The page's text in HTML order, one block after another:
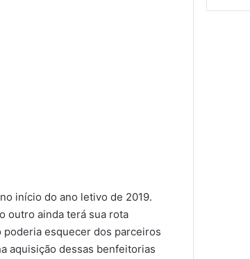
início do ano letivo de 2019.
outro ainda terá sua rota
poderia esquecer dos parceiros
aquisição dessas benfeitorias